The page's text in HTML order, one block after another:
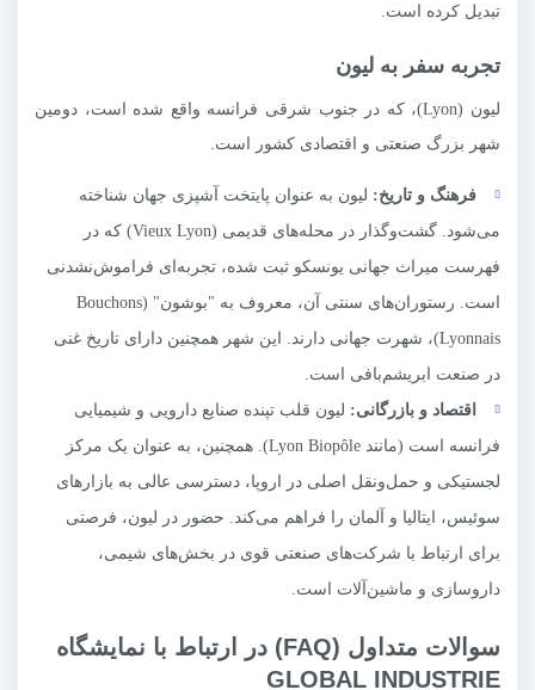
تبدیل کرده است.
تجربه سفر به لیون
لیون (Lyon)، که در جنوب شرقی فرانسه واقع شده است، دومین
شهر بزرگ صنعتی و اقتصادی کشور است.
فرهنگ و تاریخ: لیون به عنوان پایتخت آشپزی جهان شناخته
می‌شود. گشت‌وگذار در محله‌های قدیمی (Vieux Lyon) که در
فهرست میراث جهانی یونسکو ثبت شده، تجربه‌ای فراموش‌نشدنی
است. رستوران‌های سنتی آن، معروف به "بوشون" (Bouchons
Lyonnais)، شهرت جهانی دارند. این شهر همچنین دارای تاریخ غنی
در صنعت ابریشم‌بافی است.
اقتصاد و بازرگانی: لیون قلب تپنده صنایع دارویی و شیمیایی
فرانسه است (مانند Lyon Biopôle). همچنین، به عنوان یک مرکز
لجستیکی و حمل‌ونقل اصلی در اروپا، دسترسی عالی به بازارهای
سوئیس، ایتالیا و آلمان را فراهم می‌کند. حضور در لیون، فرصتی
برای ارتباط با شرکت‌های صنعتی قوی در بخش‌های شیمی،
داروسازی و ماشین‌آلات است.
سوالات متداول (FAQ) در ارتباط با نمایشگاه
GLOBAL INDUSTRIE